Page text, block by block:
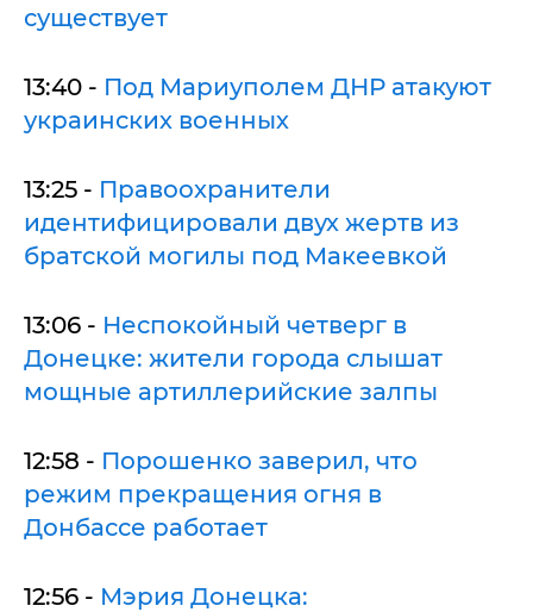
существует
13:40 - Под Мариуполем ДНР атакуют
украинских военных
13:25 - Правоохранители
идентифицировали двух жертв из
братской могилы под Макеевкой
13:06 - Неспокойный четверг в
Донецке: жители города слышат
мощные артиллерийские залпы
12:58 - Порошенко заверил, что
режим прекращения огня в
Донбассе работает
12:56 - Мэрия Донецка: